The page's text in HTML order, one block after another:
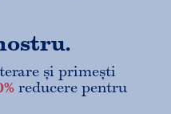
și primești
reducere pentru